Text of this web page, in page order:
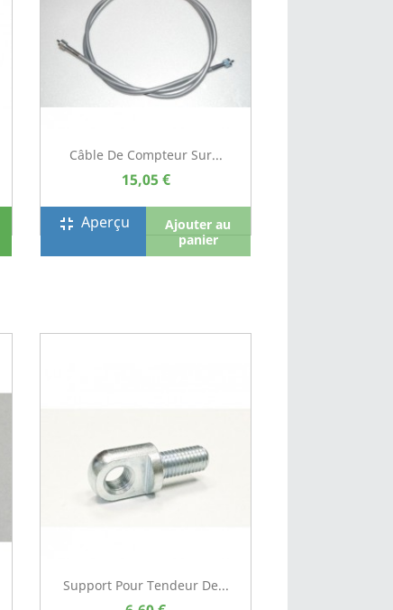
Câble De Compteur Sur...
15,05 €
fullscreen_exit Aperçu
Ajouter au
panier
Support Pour Tendeur De...